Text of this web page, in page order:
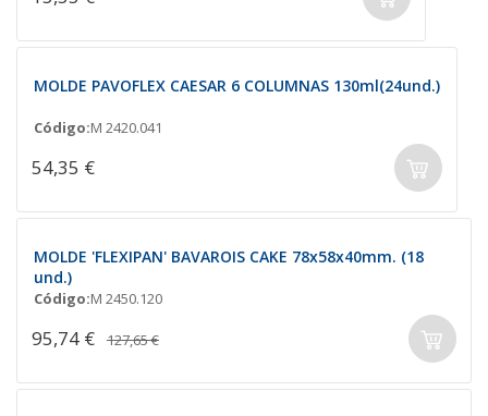
MOLDE PAVOFLEX CAESAR 6 COLUMNAS 130ml(24und.)
Código:M 2420.041
54,35 €
MOLDE 'FLEXIPAN' BAVAROIS CAKE 78x58x40mm. (18
und.)
Código:M 2450.120
95,74 € 127,65 €